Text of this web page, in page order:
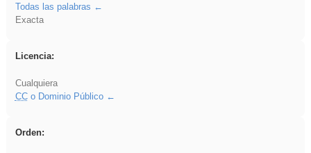
Todas las palabras
Exacta
Licencia:
Cualquiera
CCo Dominio Público
Orden: